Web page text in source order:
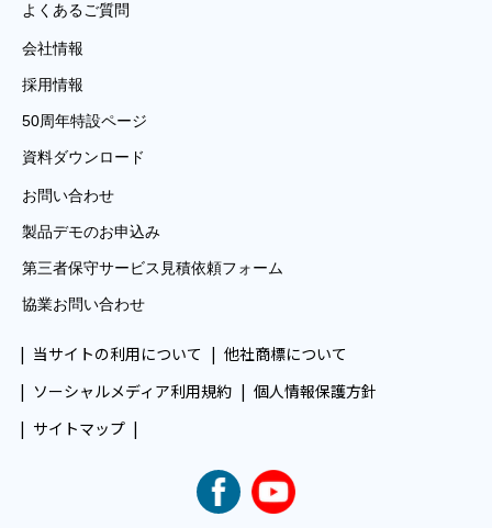
よくあるご質問
会社情報
採用情報
50周年特設ページ
資料ダウンロード
お問い合わせ
製品デモのお申込み
第三者保守サービス見積依頼フォーム
協業お問い合わせ
当サイトの利用について
他社商標について
ソーシャルメディア利用規約
個人情報保護方針
サイトマップ